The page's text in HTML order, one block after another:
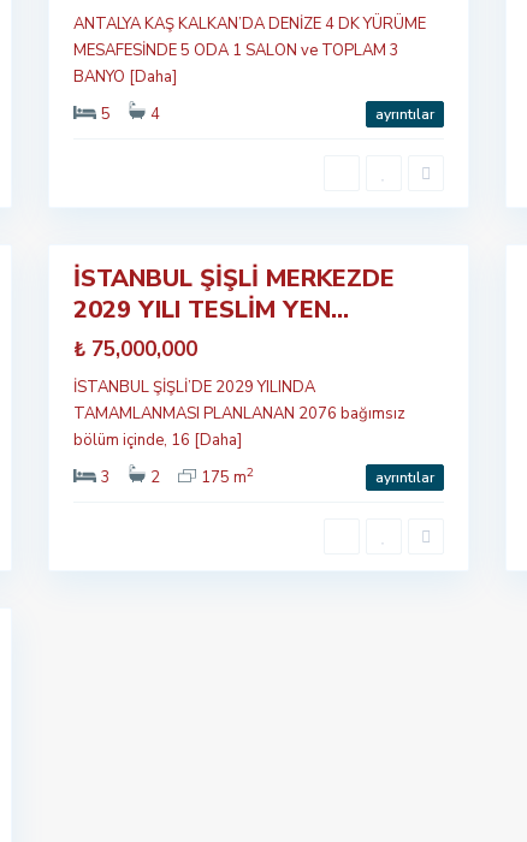
ANTALYA KAŞ KALKAN’DA DENİZE 4 DK YÜRÜME
MESAFESİNDE 5 ODA 1 SALON ve TOPLAM 3
BANYO [Daha]
5
4 ayrıntılar
L
Öne
çıkan
İSTANBUL ŞİŞLİ MERKEZDE
2029 YILI TESLİM YEN...
₺ 75,000,000
İSTANBUL ŞİŞLİ’DE 2029 YILINDA
TAMAMLANMASI PLANLANAN 2076 bağımsız
bölüm içinde, 16 [Daha]
3
2 175 m2 ayrıntılar